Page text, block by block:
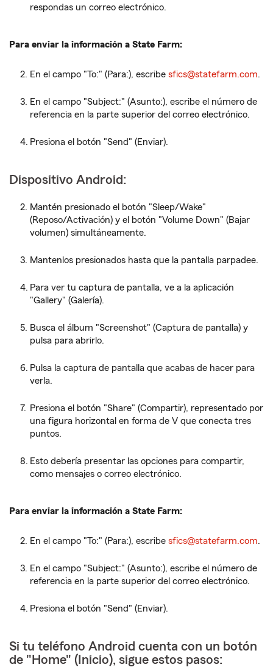
respondas un correo electrónico.
Para enviar la información a State Farm:
En el campo "To:" (Para:), escribe sfics@statefarm.com.
En el campo "Subject:" (Asunto:), escribe el número de
referencia en la parte superior del correo electrónico.
Presiona el botón "Send" (Enviar).
Dispositivo Android:
Mantén presionado el botón "Sleep/Wake"
(Reposo/Activación) y el botón "Volume Down" (Bajar
volumen) simultáneamente.
Mantenlos presionados hasta que la pantalla parpadee.
Para ver tu captura de pantalla, ve a la aplicación
"Gallery" (Galería).
Busca el álbum "Screenshot" (Captura de pantalla) y
pulsa para abrirlo.
Pulsa la captura de pantalla que acabas de hacer para
verla.
Presiona el botón "Share" (Compartir), representado por
una figura horizontal en forma de V que conecta tres
puntos.
Esto debería presentar las opciones para compartir,
como mensajes o correo electrónico.
Para enviar la información a State Farm:
En el campo "To:" (Para:), escribe sfics@statefarm.com.
En el campo "Subject:" (Asunto:), escribe el número de
referencia en la parte superior del correo electrónico.
Presiona el botón "Send" (Enviar).
Si tu teléfono Android cuenta con un botón
de "Home" (Inicio), sigue estos pasos: